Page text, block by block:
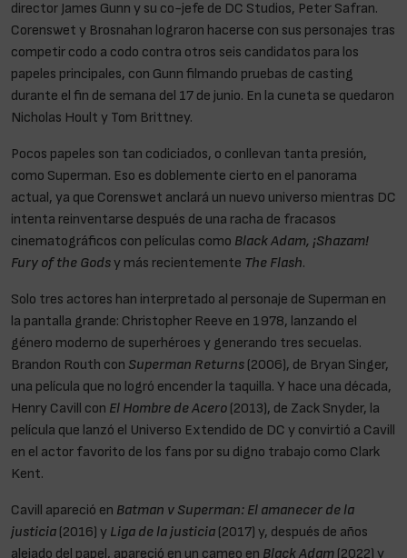
director James Gunn y su co-jefe de DC Studios, Peter Safran.
Corenswet y Brosnahan lograron hacerse con sus personajes tras
competir codo a codo contra otros seis candidatos para los
papeles principales, con Gunn filmando pruebas de casting
durante el fin de semana del 17 de junio. En la cuneta se quedaron
Nicholas Hoult y Tom Brittney.
Pocos papeles son tan codiciados, o conllevan tanta presión,
como Superman. Eso es doblemente cierto en el panorama
actual, ya que Corenswet anclará un nuevo universo mientras DC
intenta reinventarse después de una racha de fracasos
cinematográficos con películas como Black Adam, ¡Shazam!
Fury of the Godsy más recientemente The Flash.
Solo tres actores han interpretado al personaje de Superman en
la pantalla grande: Christopher Reeve en 1978, lanzando el
género moderno de superhéroes y generando tres secuelas.
Brandon Routh con Superman Returns (2006), de Bryan Singer,
una película que no logró encender la taquilla. Y hace una década,
Henry Cavill con El Hombre de Acero (2013), de Zack Snyder, la
película que lanzó el Universo Extendido de DC y convirtió a Cavill
en el actor favorito de los fans por su digno trabajo como Clark
Kent.
Cavill apareció en Batman v Superman: El amanecer de la
justicia (2016) y Liga de la justicia (2017) y, después de años
alejado del papel, apareció en un cameo en Black Adam (2022) y